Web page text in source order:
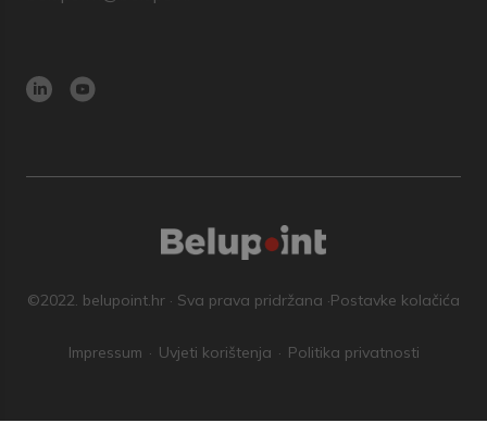
©2022. belupoint.hr · Sva prava pridržana ·Postavke kolačića
Impressum Uvjeti korištenja Politika privatnosti